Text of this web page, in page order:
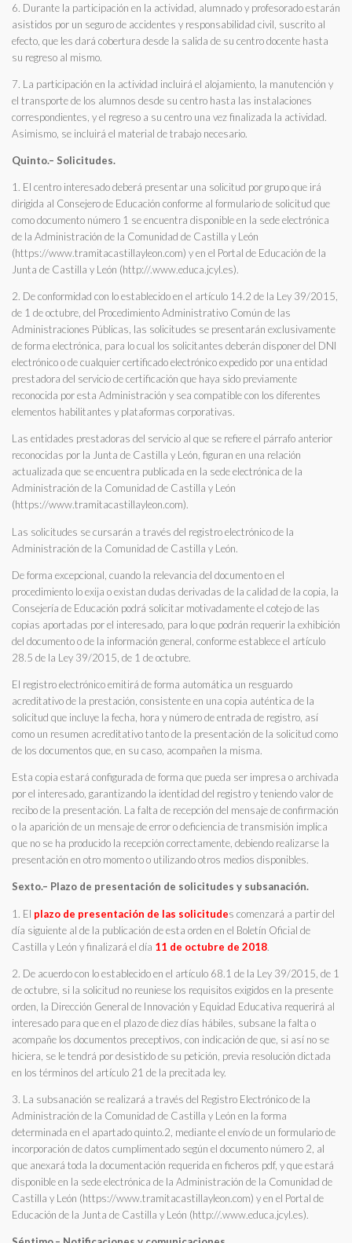
6. Durante la participación en la actividad, alumnado y profesorado estarán
asistidos por un seguro de accidentes y responsabilidad civil, suscrito al
efecto, que les dará cobertura desde la salida de su centro docente hasta
su regreso al mismo.
7. La participación en la actividad incluirá el alojamiento, la manutención y
el transporte de los alumnos desde su centro hasta las instalaciones
correspondientes, y el regreso a su centro una vez finalizada la actividad.
Asimismo, se incluirá el material de trabajo necesario.
Quinto.– Solicitudes.
1. El centro interesado deberá presentar una solicitud por grupo que irá
dirigida al Consejero de Educación conforme al formulario de solicitud que
como documento número 1 se encuentra disponible en la sede electrónica
de la Administración de la Comunidad de Castilla y León
(https://www.tramitacastillayleon.com) y en el Portal de Educación de la
Junta de Castilla y León (http://.www.educa.jcyl.es).
2. De conformidad con lo establecido en el artículo 14.2 de la Ley 39/2015,
de 1 de octubre, del Procedimiento Administrativo Común de las
Administraciones Públicas, las solicitudes se presentarán exclusivamente
de forma electrónica, para lo cual los solicitantes deberán disponer del DNI
electrónico o de cualquier certificado electrónico expedido por una entidad
prestadora del servicio de certificación que haya sido previamente
reconocida por esta Administración y sea compatible con los diferentes
elementos habilitantes y plataformas corporativas.
Las entidades prestadoras del servicio al que se refiere el párrafo anterior
reconocidas por la Junta de Castilla y León, figuran en una relación
actualizada que se encuentra publicada en la sede electrónica de la
Administración de la Comunidad de Castilla y León
(https://www.tramitacastillayleon.com).
Las solicitudes se cursarán a través del registro electrónico de la
Administración de la Comunidad de Castilla y León.
De forma excepcional, cuando la relevancia del documento en el
procedimiento lo exija o existan dudas derivadas de la calidad de la copia, la
Consejería de Educación podrá solicitar motivadamente el cotejo de las
copias aportadas por el interesado, para lo que podrán requerir la exhibición
del documento o de la información general, conforme establece el artículo
28.5 de la Ley 39/2015, de 1 de octubre.
El registro electrónico emitirá de forma automática un resguardo
acreditativo de la prestación, consistente en una copia auténtica de la
solicitud que incluye la fecha, hora y número de entrada de registro, así
como un resumen acreditativo tanto de la presentación de la solicitud como
de los documentos que, en su caso, acompañen la misma.
Esta copia estará configurada de forma que pueda ser impresa o archivada
por el interesado, garantizando la identidad del registro y teniendo valor de
recibo de la presentación. La falta de recepción del mensaje de confirmación
o la aparición de un mensaje de error o deficiencia de transmisión implica
que no se ha producido la recepción correctamente, debiendo realizarse la
presentación en otro momento o utilizando otros medios disponibles.
Sexto.– Plazo de presentación de solicitudes y subsanación.
1. El plazo de presentación de las solicitudes comenzará a partir del
día siguiente al de la publicación de esta orden en el Boletín Oficial de
Castilla y León y finalizará el día 11 de octubre de 2018.
2. De acuerdo con lo establecido en el artículo 68.1 de la Ley 39/2015, de 1
de octubre, si la solicitud no reuniese los requisitos exigidos en la presente
orden, la Dirección General de Innovación y Equidad Educativa requerirá al
interesado para que en el plazo de diez días hábiles, subsane la falta o
acompañe los documentos preceptivos, con indicación de que, si así no se
hiciera, se le tendrá por desistido de su petición, previa resolución dictada
en los términos del artículo 21 de la precitada ley.
3. La subsanación se realizará a través del Registro Electrónico de la
Administración de la Comunidad de Castilla y León en la forma
determinada en el apartado quinto.2, mediante el envío de un formulario de
incorporación de datos cumplimentado según el documento número 2, al
que anexará toda la documentación requerida en ficheros pdf, y que estará
disponible en la sede electrónica de la Administración de la Comunidad de
Castilla y León (https://www.tramitacastillayleon.com) y en el Portal de
Educación de la Junta de Castilla y León (http://.www.educa.jcyl.es).